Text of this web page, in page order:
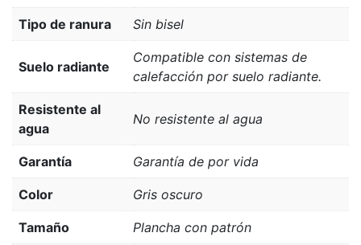
Tipo de ranura Sin bisel
Suelo radiante
Compatible con sistemas de
calefacción por suelo radiante.
Resistente al
agua
No resistente al agua
Garantía Garantía de por vida
Color Gris oscuro
Tamaño Plancha con patrón